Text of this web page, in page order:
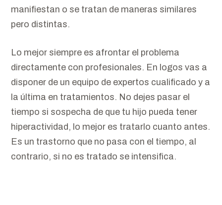
manifiestan o se tratan de maneras similares
pero distintas.
Lo mejor siempre es afrontar el problema
directamente con profesionales. En logos vas a
disponer de un equipo de expertos cualificado y a
la última en tratamientos. No dejes pasar el
tiempo si sospecha de que tu hijo pueda tener
hiperactividad, lo mejor es tratarlo cuanto antes.
Es un trastorno que no pasa con el tiempo, al
contrario, si no es tratado se intensifica.